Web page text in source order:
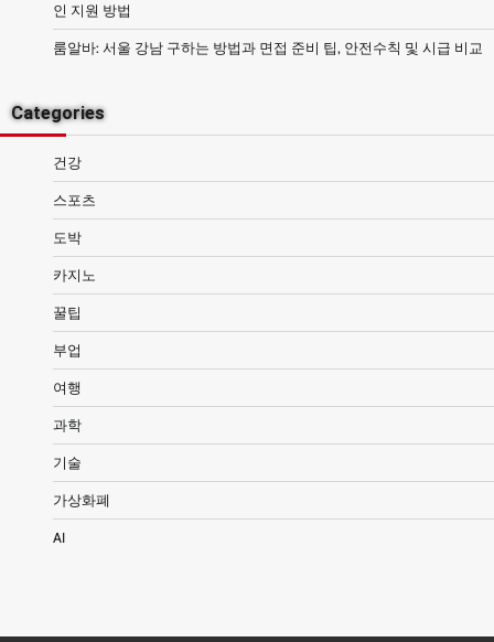
인 지원 방법
룸알바: 서울 강남 구하는 방법과 면접 준비 팁, 안전수칙 및 시급 비교
Categories
건강
스포츠
도박
카지노
꿀팁
부업
여행
과학
기술
가상화폐
AI